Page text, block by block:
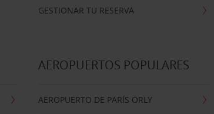
GESTIONAR TU RESERVA
AEROPUERTOS POPULARES
AEROPUERTO DE PARÍS ORLY